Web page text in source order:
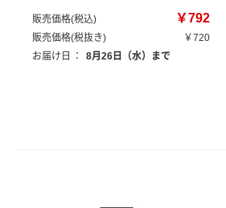
販売価格(税込) ￥792
販売価格(税抜き)
￥720
お届け日
： 8月26日（水）まで